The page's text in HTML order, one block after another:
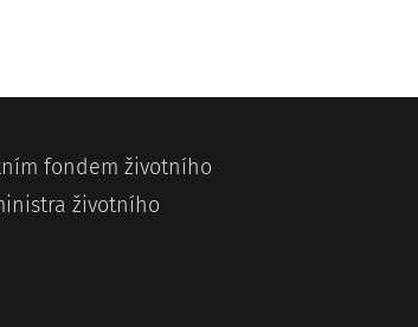
fondem životního
životního